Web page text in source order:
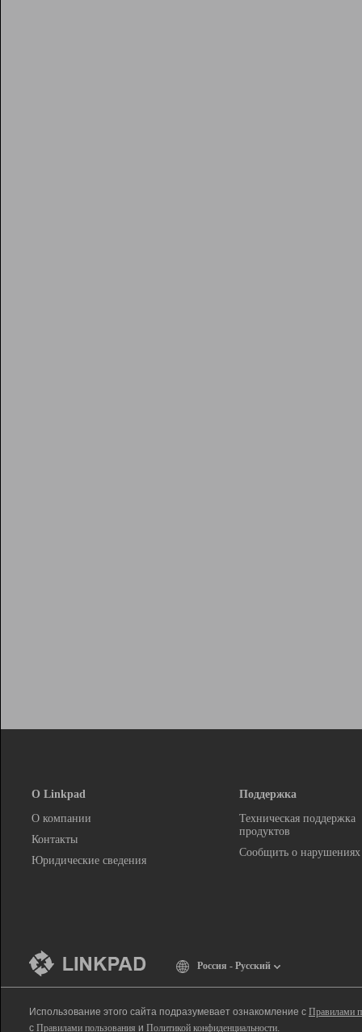
О Linkpad
О компании
Контакты
Юридические сведения
Поддержка
Техническая поддержка
продуктов
Сообщить о нарушениях
Россия - Русский
Использование этого сайта подразумевает ознакомление с Правилами
с Правилами пользования и Политикой конфиденциальности.